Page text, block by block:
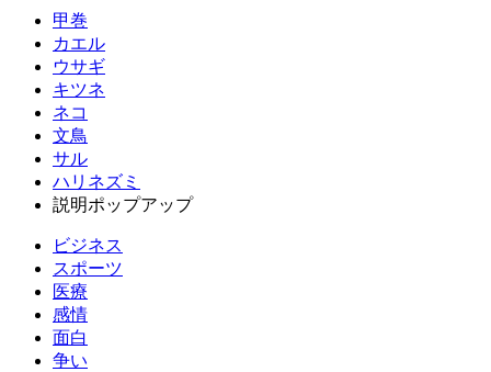
甲巻
カエル
ウサギ
キツネ
ネコ
文鳥
サル
ハリネズミ
説明ポップアップ
ビジネス
スポーツ
医療
感情
面白
争い